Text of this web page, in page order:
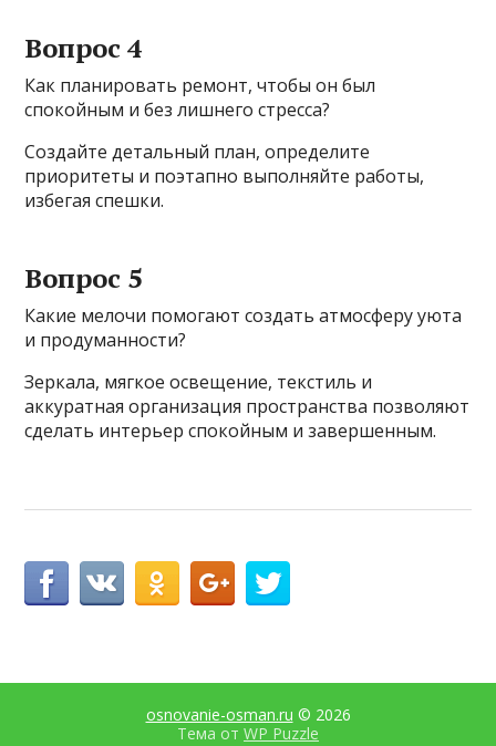
Вопрос 4
Как планировать ремонт, чтобы он был
спокойным и без лишнего стресса?
Создайте детальный план, определите
приоритеты и поэтапно выполняйте работы,
избегая спешки.
Вопрос 5
Какие мелочи помогают создать атмосферу уюта
и продуманности?
Зеркала, мягкое освещение, текстиль и
аккуратная организация пространства позволяют
сделать интерьер спокойным и завершенным.
osnovanie-osman.ru © 2026
Тема от WP Puzzle